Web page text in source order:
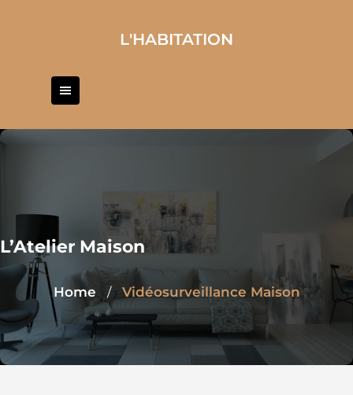
L'HABITATION
L’Atelier Maison
Home / Vidéosurveillance Maison